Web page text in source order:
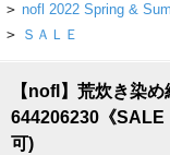
ワ
パン
> nofl 2022 Spring &
>
ＳＡＬＥ
【nofl】荒炊き染
644206230《SALE
可)